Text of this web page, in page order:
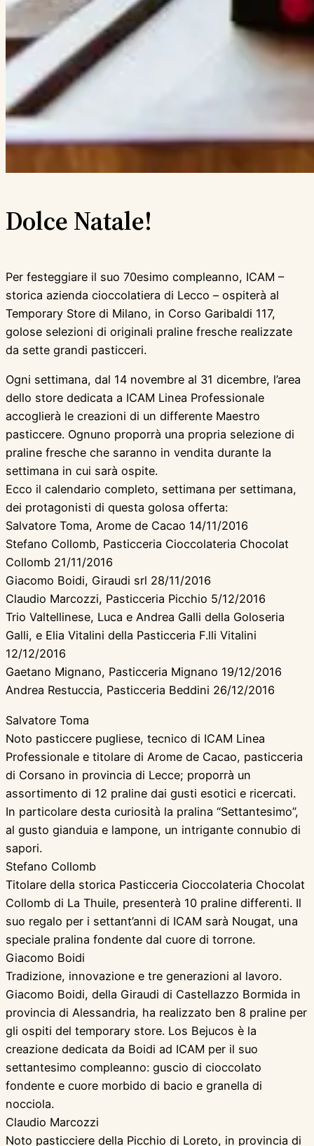
Dolce Natale!
Per festeggiare il suo 70esimo compleanno, ICAM –
storica azienda cioccolatiera di Lecco – ospiterà al
Temporary Store di Milano, in Corso Garibaldi 117,
golose selezioni di originali praline fresche realizzate
da sette grandi pasticceri.
Ogni settimana, dal 14 novembre al 31 dicembre, l’area
dello store dedicata a ICAM Linea Professionale
accoglierà le creazioni di un differente Maestro
pasticcere. Ognuno proporrà una propria selezione di
praline fresche che saranno in vendita durante la
settimana in cui sarà ospite.
Ecco il calendario completo, settimana per settimana,
dei protagonisti di questa golosa offerta:
Salvatore Toma, Arome de Cacao 14/11/2016
Stefano Collomb, Pasticceria Cioccolateria Chocolat
Collomb 21/11/2016
Giacomo Boidi, Giraudi srl 28/11/2016
Claudio Marcozzi, Pasticceria Picchio 5/12/2016
Trio Valtellinese, Luca e Andrea Galli della Goloseria
Galli, e Elia Vitalini della Pasticceria F.lli Vitalini
12/12/2016
Gaetano Mignano, Pasticceria Mignano 19/12/2016
Andrea Restuccia, Pasticceria Beddini 26/12/2016
Salvatore Toma
Noto pasticcere pugliese, tecnico di ICAM Linea
Professionale e titolare di Arome de Cacao, pasticceria
di Corsano in provincia di Lecce; proporrà un
assortimento di 12 praline dai gusti esotici e ricercati.
In particolare desta curiosità la pralina “Settantesimo”,
al gusto gianduia e lampone, un intrigante connubio di
sapori.
Stefano Collomb
Titolare della storica Pasticceria Cioccolateria Chocolat
Collomb di La Thuile, presenterà 10 praline differenti. Il
suo regalo per i settant’anni di ICAM sarà Nougat, una
speciale pralina fondente dal cuore di torrone.
Giacomo Boidi
Tradizione, innovazione e tre generazioni al lavoro.
Giacomo Boidi, della Giraudi di Castellazzo Bormida in
provincia di Alessandria, ha realizzato ben 8 praline per
gli ospiti del temporary store. Los Bejucos è la
creazione dedicata da Boidi ad ICAM per il suo
settantesimo compleanno: guscio di cioccolato
fondente e cuore morbido di bacio e granella di
nocciola.
Claudio Marcozzi
Noto pasticciere della Picchio di Loreto, in provincia di